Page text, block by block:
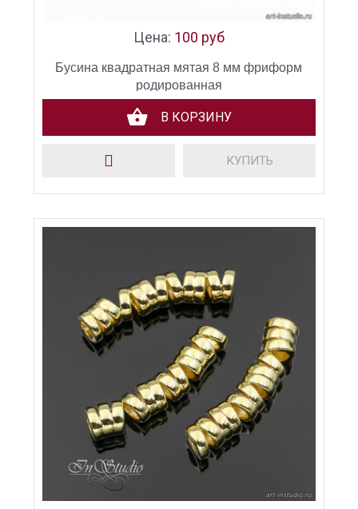
Цена: 100 руб
Бусина квадратная мятая 8 мм фриформ
родированная
В КОРЗИНУ
КУПИТЬ